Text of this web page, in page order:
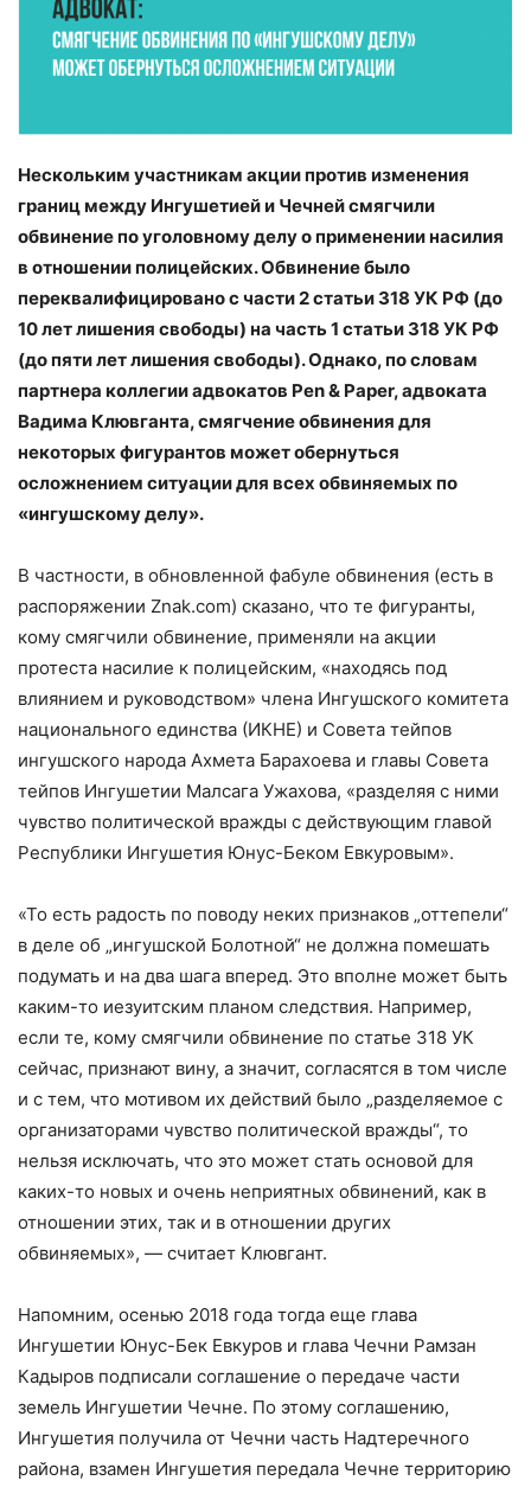
Нескольким участникам акции против изменения
границ между Ингушетией и Чечней смягчили
обвинение по уголовному делу о применении насилия
в отношении полицейских. Обвинение было
переквалифицировано с части 2 статьи 318 УК РФ (до
10 лет лишения свободы) на часть 1 статьи 318 УК РФ
(до пяти лет лишения свободы). Однако, по словам
партнера коллегии адвокатов Pen & Paper, адвоката
Вадима Клювганта, смягчение обвинения для
некоторых фигурантов может обернуться
осложнением ситуации для всех обвиняемых по
«ингушскому делу».
В частности, в обновленной фабуле обвинения (есть в
распоряжении Znak.com) сказано, что те фигуранты,
кому смягчили обвинение, применяли на акции
протеста насилие к полицейским, «находясь под
влиянием и руководством» члена Ингушского комитета
национального единства (ИКНЕ) и Совета тейпов
ингушского народа Ахмета Барахоева и главы Совета
тейпов Ингушетии Малсага Ужахова, «разделяя с ними
чувство политической вражды с действующим главой
Республики Ингушетия Юнус-Беком Евкуровым».
«То есть радость по поводу неких признаков „оттепели“
в деле об „ингушской Болотной“ не должна помешать
подумать и на два шага вперед. Это вполне может быть
каким-то иезуитским планом следствия. Например,
если те, кому смягчили обвинение по статье 318 УК
сейчас, признают вину, а значит, согласятся в том числе
и с тем, что мотивом их действий было „разделяемое с
организаторами чувство политической вражды“, то
нельзя исключать, что это может стать основой для
каких-то новых и очень неприятных обвинений, как в
отношении этих, так и в отношении других
обвиняемых», — считает Клювгант.
Напомним, осенью 2018 года тогда еще глава
Ингушетии Юнус-Бек Евкуров и глава Чечни Рамзан
Кадыров подписали соглашение о передаче части
земель Ингушетии Чечне. По этому соглашению,
Ингушетия получила от Чечни часть Надтеречного
района, взамен Ингушетия передала Чечне территорию